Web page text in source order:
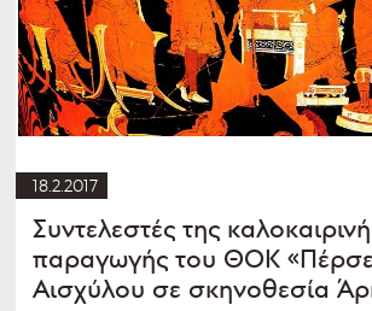
18.2.2017
Συντελεστές της
παραγωγής του ΘΟΚ
Αισχύλου σε σκηνοθεσία